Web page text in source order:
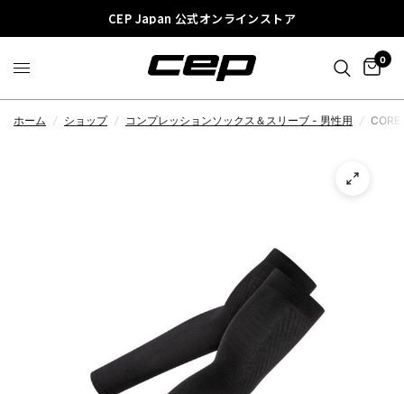
CEP Japan 公式オンラインストア
0
ホーム / ショップ / コンプレッションソックス＆スリーブ - 男性用 / CORE